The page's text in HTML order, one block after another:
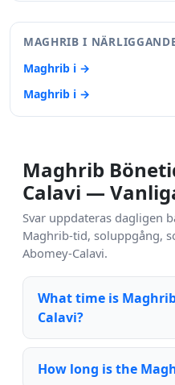
MAGHRIB I
Maghrib i →
Maghrib i →
Maghrib
Calavi —
Svar uppdateras dagligen
Maghrib-tid, soluppgång,
Abomey-Calavi.
What time is
Calavi?
How long is the